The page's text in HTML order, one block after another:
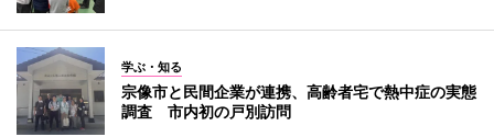
学ぶ・知る
宗像市と民間企業が連携、高齢者宅で熱中症の実態
調査 市内初の戸別訪問